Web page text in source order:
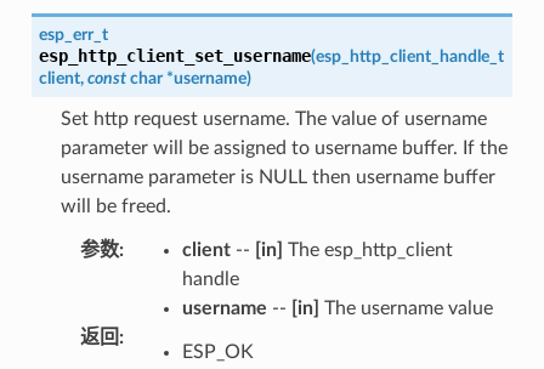
esp_err_t
esp_http_client_set_username(esp_http_client_handle_t
client, const char *username)
Set http request username. The value of username
parameter will be assigned to username buffer. If the
username parameter is NULL then username buffer
will be freed.
参数: client-- [in] The esp_http_client
handle
username -- [in] The username value
返回 :
ESP_OK